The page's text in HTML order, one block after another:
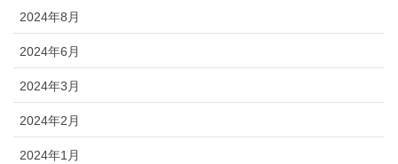
2024年8月
2024年6月
2024年3月
2024年2月
2024年1月